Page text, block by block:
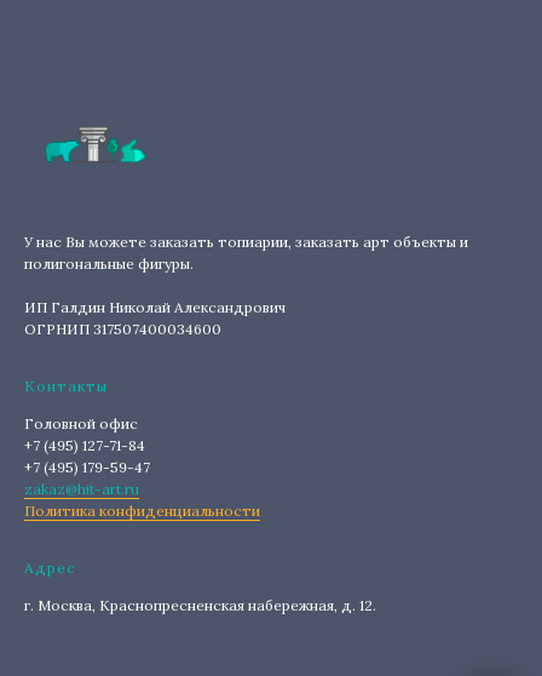
У нас Вы можете заказать топиарии, заказать арт объекты и
полигональные фигуры.
ИП Галдин Николай Александрович
ОГРНИП 317507400034600
Контакты
Головной офис
+7 (495) 127-71-84
+7 (495) 179-59-47
zakaz@hit-art.ru
Политика конфиденциальности
Адрес
г. Москва, Краснопресненская набережная, д. 12.